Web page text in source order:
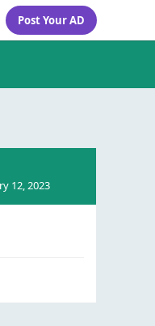
Post Your AD
12, 2023